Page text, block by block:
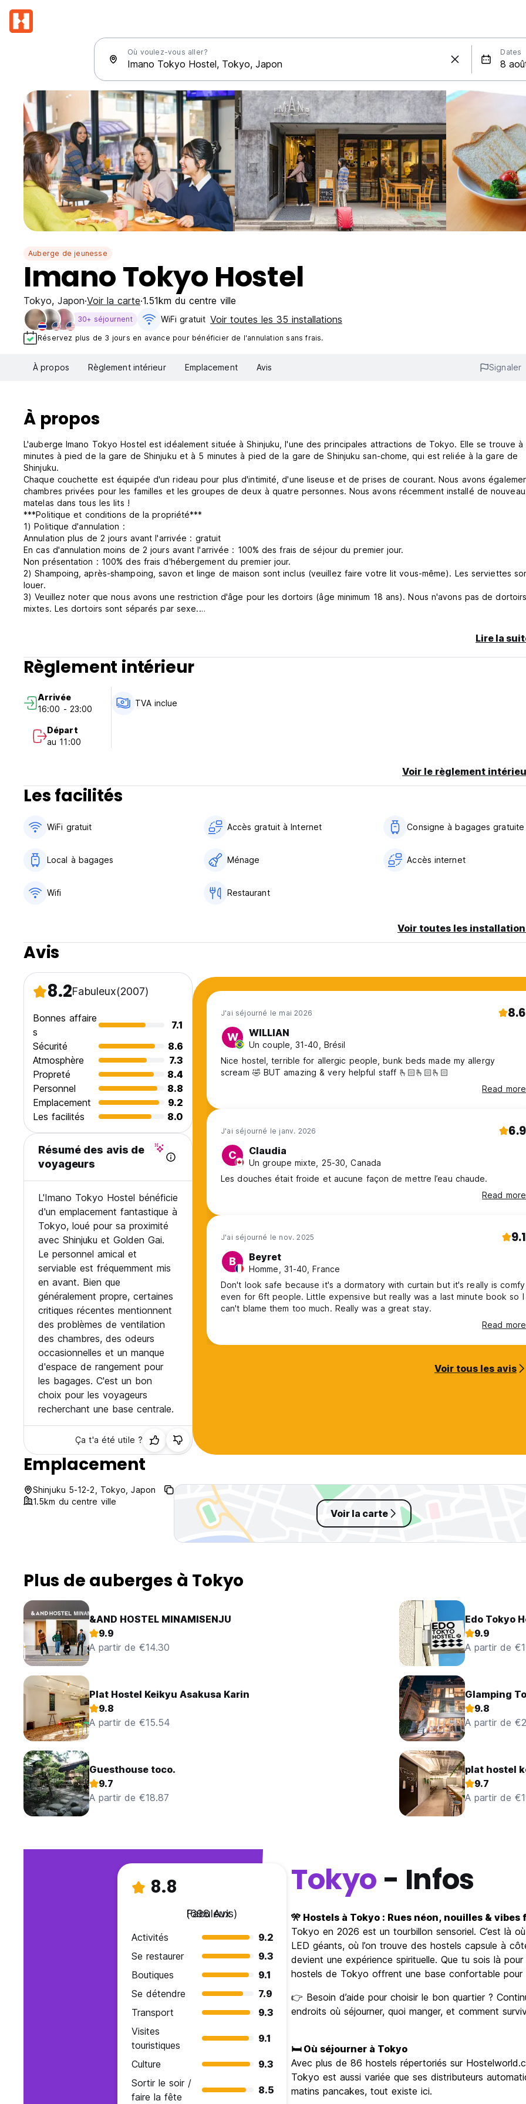
Où voulez-vous aller? Dates
Auberge de jeunesse
Imano Tokyo Hostel
Tokyo, Japon Voir la carte 1.51km du centre ville
30+ séjournent WiFi gratuit Voir toutes les 35 installations
Réservez plus de 3 jours en avance pour bénéficier de l'annulation sans frais.
À propos Règlement intérieur Emplacement Avis Signaler
À propos
L'auberge Imano Tokyo Hostel est idéalement située à Shinjuku, l'une des principales attractions de Tokyo. Elle se trouve à
minutes à pied de la gare de Shinjuku et à 5 minutes à pied de la gare de Shinjuku san-chome, qui est reliée à la gare de
Shinjuku.
Chaque couchette est équipée d'un rideau pour plus d'intimité, d'une liseuse et de prises de courant. Nous avons
chambres privées pour les familles et les groupes de deux à quatre personnes. Nous avons récemment installé de
matelas dans tous les lits !
***Politique et conditions de la propriété***
1) Politique d'annulation :
Annulation plus de 2 jours avant l'arrivée : gratuit
En cas d'annulation moins de 2 jours avant l'arrivée : 100% des frais de séjour du premier jour.
Non présentation : 100% des frais d'hébergement du premier jour.
2) Shampoing, après-shampoing, savon et linge de maison sont inclus (veuillez faire votre lit vous-même). Les serviettes
louer.
3) Veuillez noter que nous avons une restriction d'âge pour les dortoirs (âge minimum 18 ans). Nous n'avons pas de
mixtes. Les dortoirs sont séparés par sexe.
Lire la
Règlement intérieur
Arrivée
16:00 - 23:00
Départ
au 11:00
TVA inclue
Voir le règlement
Les facilités
WiFi gratuit Accès gratuit à Internet Consigne à bagages gratuite
Local à bagages Ménage Accès internet
Wifi Restaurant
Voir toutes les
Avis
8.2Fabuleux(2007)
Bonnes affaire
s
7.1
Sécurité
8.6
Atmosphère
7.3
Propreté
8.4
Personnel
8.8
Emplacement
9.2
Les facilités
8.0
Résumé des avis de
voyageurs
L'Imano Tokyo Hostel bénéficie
d'un emplacement fantastique à
Tokyo, loué pour sa proximité
avec Shinjuku et Golden Gai.
Le personnel amical et
serviable est fréquemment mis
en avant. Bien que
généralement propre, certaines
critiques récentes mentionnent
des problèmes de ventilation
des chambres, des odeurs
occasionnelles et un manque
d'espace de rangement pour
les bagages. C'est un bon
choix pour les voyageurs
recherchant une base centrale.
Ça t'a été utile ?
J'ai séjourné le mai 2026 8.6
W WILLIAN
Un couple, 31-40, Brésil
Nice hostel, terrible for allergic people, bunk beds made my allergy
scream 🤣 BUT amazing & very helpful staff 🫰🏻🫰🏻🫰🏻
Read more
J'ai séjourné le janv. 2026 6.9
C Claudia
Un groupe mixte, 25-30, Canada
Les douches était froide et aucune façon de mettre l’eau chaude.
Read more
J'ai séjourné le nov. 2025 9.1
B Beyret
Homme, 31-40, France
Don't look safe because it's a dormatory with curtain but it's really is comfy
even for 6ft people. Little expensive but really was a last minute book so I
can't blame them too much. Really was a great stay.
Read more
Voir tous les avis
Emplacement
Shinjuku 5-12-2, Tokyo, Japon
1.5km du centre ville
Voir la carte
Plus de auberges à Tokyo
&AND HOSTEL MINAMISENJU
9.9
A partir de €14.30
Edo Tokyo
9.9
A partir de
Plat Hostel Keikyu Asakusa Karin
9.8
A partir de €15.54
Glamping
9.8
A partir de
Guesthouse toco.
9.7
A partir de €18.87
plat hostel
9.7
A partir de
8.8
Fabuleux
(698 Avis)
Activités
9.2
Se restaurer
9.3
Boutiques
9.1
Se détendre
7.9
Transport
9.3
Visites
touristiques
9.1
Culture
9.3
Sortir le soir /
faire la fête
8.5
Tokyo - Infos
🎌 Hostels à Tokyo : Rues néon, nouilles &
Tokyo en 2026 est un tourbillon sensoriel. C’est là
LED géants, où l’on trouve des hostels capsule à
devient une expérience spirituelle. Que tu sois là
hostels de Tokyo offrent une base confortable
👉 Besoin d’aide pour choisir le bon quartier ?
endroits où séjourner, quoi manger, et comment
🛏️ Où séjourner à Tokyo
Avec plus de 86 hostels répertoriés sur
Tokyo est aussi variée que ses distributeurs
matins pancakes, tout existe ici.